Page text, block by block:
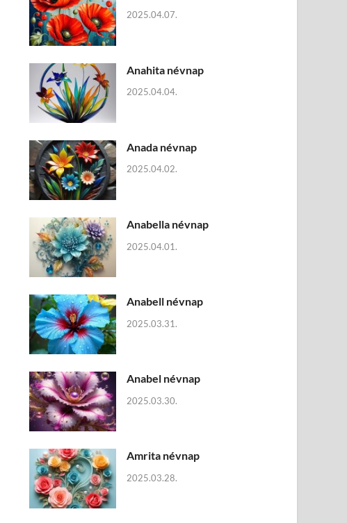
2025.04.07.
Anahita névnap
2025.04.04.
Anada névnap
2025.04.02.
Anabella névnap
2025.04.01.
Anabell névnap
2025.03.31.
Anabel névnap
2025.03.30.
Amrita névnap
2025.03.28.